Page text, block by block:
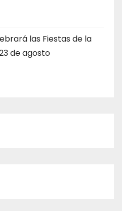
las Fiestas de la
de agosto